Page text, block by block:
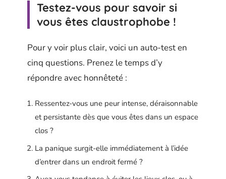
Testez-vous pour savoir si
vous êtes claustrophobe !
Pour y voir plus clair, voici un auto-test en
cinq questions. Prenez le temps d’y
répondre avec honnêteté :
Ressentez-vous une peur intense, déraisonnable
et persistante dès que vous êtes dans un espace
clos ?
La panique surgit-elle immédiatement à l’idée
d’entrer dans un endroit fermé ?